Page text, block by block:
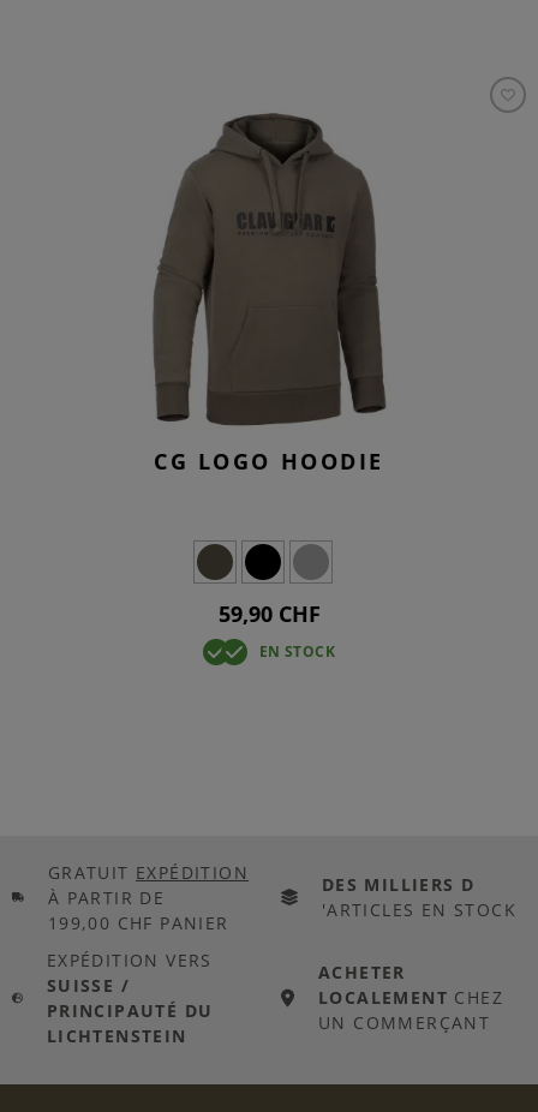
CG LOGO HOODIE
59,90 CHF
EN STOCK
GRATUIT EXPÉDITION
À PARTIR DE
199,00 CHF PANIER
DES MILLIERS D
'ARTICLES EN STOCK
EXPÉDITION VERS
SUISSE /
PRINCIPAUTÉ DU
LICHTENSTEIN
ACHETER
LOCALEMENT CHEZ
UN COMMERÇANT